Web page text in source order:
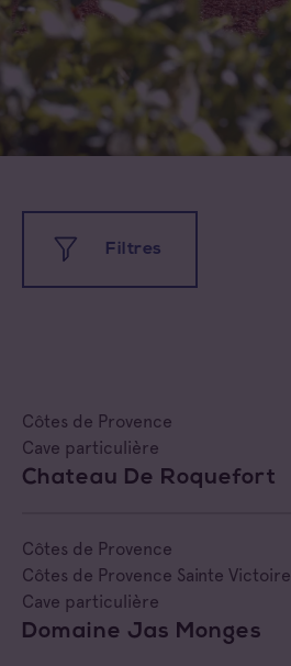
Filtres
Coteaux d'Aix-en-Provence
Coteaux Varois en Provence
Côtes de Provence Fréjus
Côtes de Provence La Londe
Toutes les familles
Cave coopérative
Cave particulière
Négoce vinificateur
Côtes de Provence
Cave particulière
Chateau De Roquefort
Côtes de Provence
Côtes de Provence Sainte Victoire
Cave particulière
Domaine Jas Monges